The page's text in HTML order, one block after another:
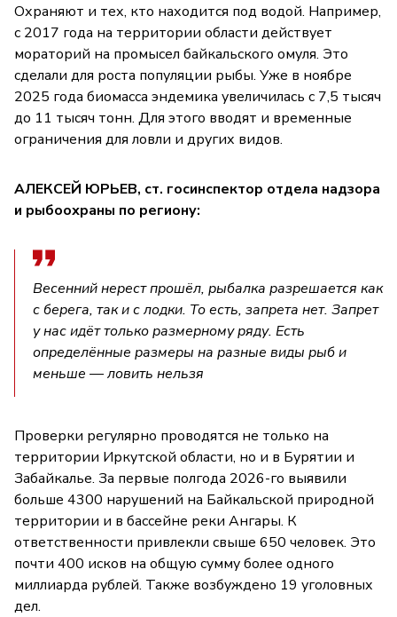
Охраняют и тех, кто находится под водой. Например,
с 2017 года на территории области действует
мораторий на промысел байкальского омуля. Это
сделали для роста популяции рыбы. Уже в ноябре
2025 года биомасса эндемика увеличилась с 7,5 тысяч
до 11 тысяч тонн. Для этого вводят и временные
ограничения для ловли и других видов.
АЛЕКСЕЙ ЮРЬЕВ, ст. госинспектор отдела надзора
и рыбоохраны по региону:
Весенний нерест прошёл, рыбалка разрешается как
с берега, так и с лодки. То есть, запрета нет. Запрет
у нас идёт только размерному ряду. Есть
определённые размеры на разные виды рыб и
меньше — ловить нельзя
Проверки регулярно проводятся не только на
территории Иркутской области, но и в Бурятии и
Забайкалье. За первые полгода 2026-го выявили
больше 4300 нарушений на Байкальской природной
территории и в бассейне реки Ангары. К
ответственности привлекли свыше 650 человек. Это
почти 400 исков на общую сумму более одного
миллиарда рублей. Также возбуждено 19 уголовных
дел.